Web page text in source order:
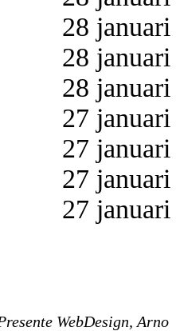
28
28
28
27
27
27
27
WebDesign, Arno